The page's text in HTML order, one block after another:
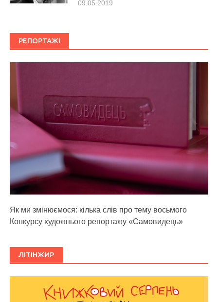
09.05.2019
РЕПОРТАЖІ
Як ми змінюємося: кілька слів про тему восьмого
Конкурсу художнього репортажу «Самовидець»
ЛІТІНЖИР